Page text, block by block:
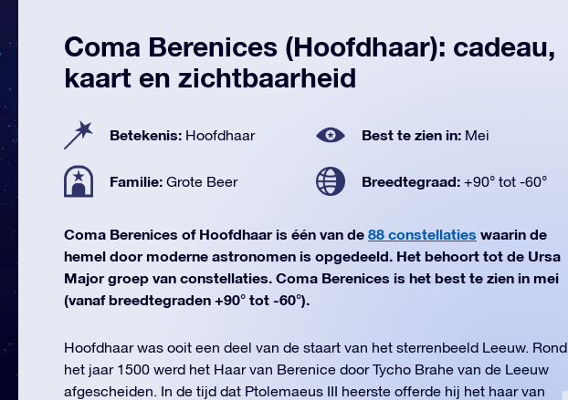
Coma Berenices (Hoofdhaar): cadeau,
kaart en zichtbaarheid
Betekenis: Hoofdhaar Best te zien in: Mei
Familie: Grote Beer Breedtegraad: +90° tot -60°
Coma Berenices of Hoofdhaar is één van de 88 constellaties waarin de
hemel door moderne astronomen is opgedeeld. Het behoort tot de Ursa
Major groep van constellaties. Coma Berenices is het best te zien in mei
(vanaf breedtegraden +90° tot -60°).
Hoofdhaar was ooit een deel van de staart van het sterrenbeeld Leeuw. Rond
het jaar 1500 werd het Haar van Berenice door Tycho Brahe van de Leeuw
afgescheiden. In de tijd dat Ptolemaeus III heerste offerde hij het haar van